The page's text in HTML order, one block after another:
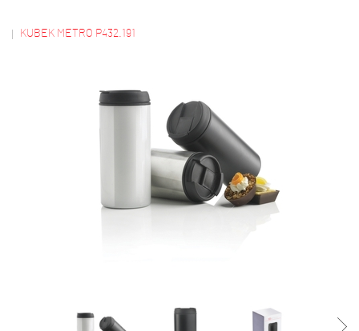
KUBEK METRO P432.191